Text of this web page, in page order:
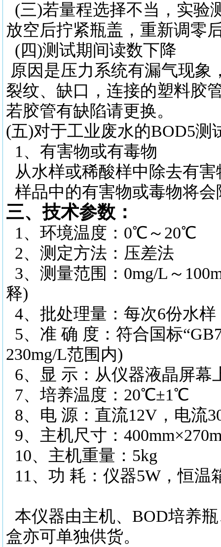
(三)若量程选择不当，实验
放空后拧紧瓶盖，重新调零
(四)测试期间读数下降
原因是压力系统有漏气现
裂纹、缺口，连接的塑料胶
若胶管有缺陷请更换。
(五)对于工业废水的BOD5
1、有害物或有毒物
从水样或稀酸样中除去有
样品中的有害物或毒物将会
三、技术参数：
1、环境温度：0℃～20℃
2、测定方法：压差法
3、测量范围：0mg/L～
释)
4、批处理量：每次6份水样
5、准 确 度：符合国标
230mg/L范围内)
6、显 示：从仪器液晶屏幕
7、培养温度：20℃±1℃
8、电 源：直流12V，电流
9、主机尺寸：
10、主机重量：5kg
11、功 耗：仪器5W，恒温
本仪器由主机、 BOD培养
盒亦可单独供货。